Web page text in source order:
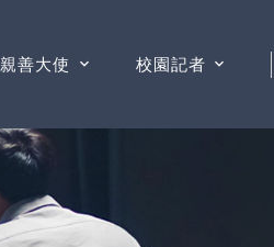
親善大使 校園記者